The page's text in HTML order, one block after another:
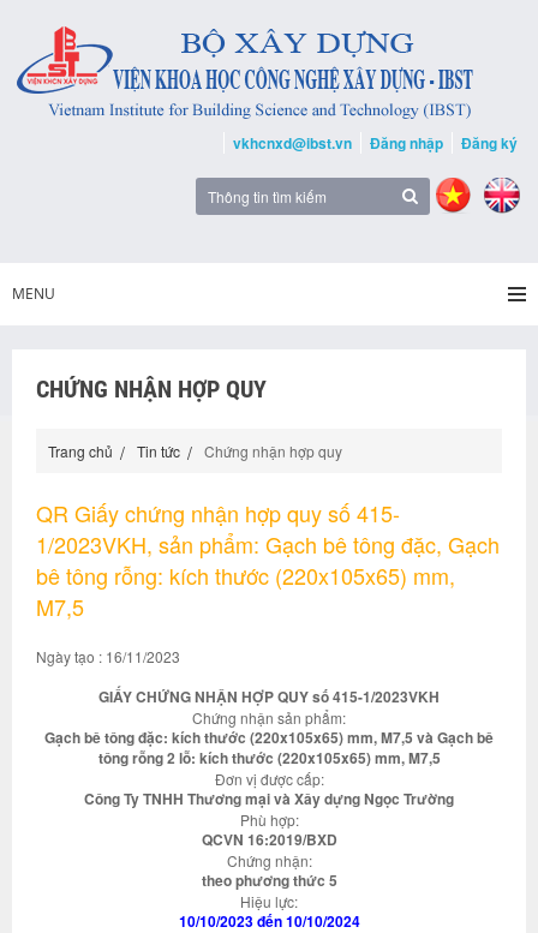
vkhcnxd@ibst.vn Đăng nhập Đăng ký
MENU
CHỨNG NHẬN HỢP QUY
Trang chủ Tin tức Chứng nhận hợp quy
QR Giấy chứng nhận hợp quy số 415-
1/2023VKH, sản phẩm: Gạch bê tông đặc, Gạch
bê tông rỗng: kích thước (220x105x65) mm,
M7,5
Ngày tạo : 16/11/2023
GIẤY CHỨNG NHẬN HỢP QUY số 415-1/2023VKH
Chứng nhận sản phẩm:
Gạch bê tông đặc: kích thước (220x105x65) mm, M7,5 và Gạch bê
tông rỗng 2 lỗ: kích thước (220x105x65) mm, M7,5
Đơn vị được cấp:
Công Ty TNHH Thương mại và Xây dựng Ngọc Trường
Phù hợp:
QCVN 16:2019/BXD
Chứng nhận:
theo phương thức 5
Hiệu lực:
10/10/2023 đến 10/10/2024